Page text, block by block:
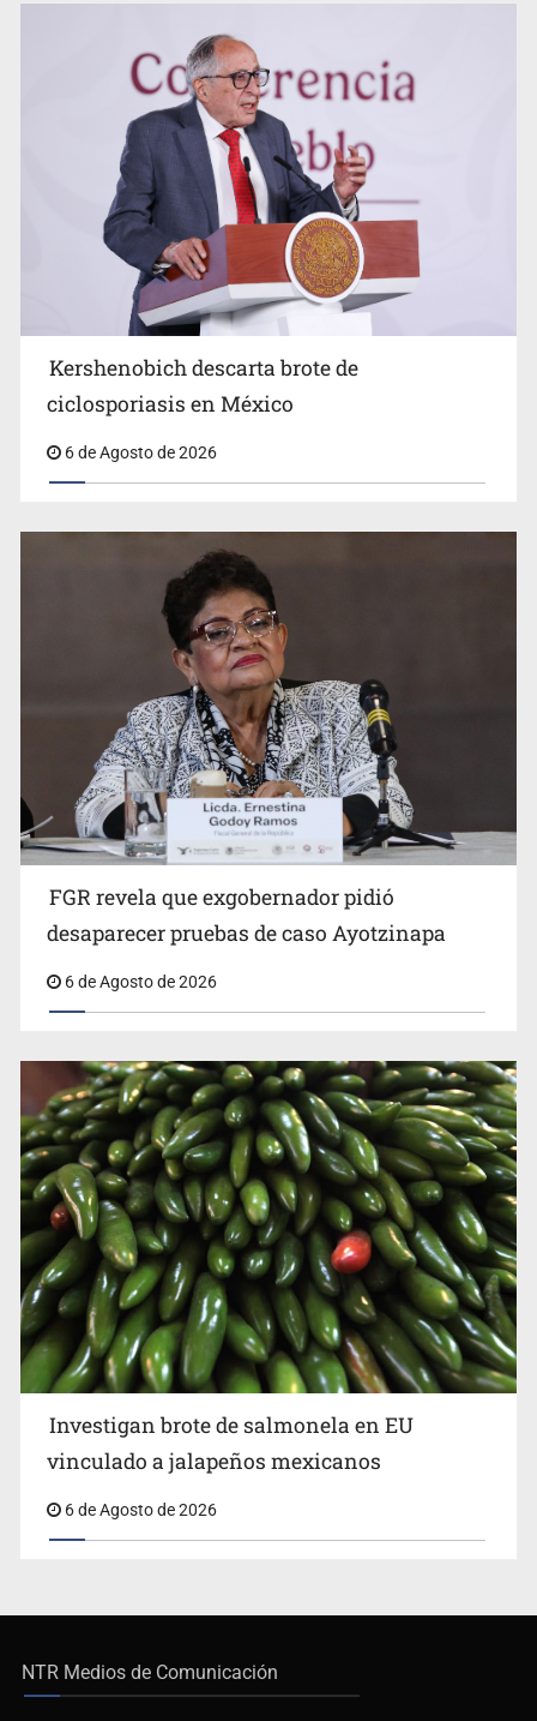
Advierten retrocesos en transparencia tras desaparición
del INAI
Jalisco mantiene la búsqueda de 21 adolescentes
desaparecidos durante julio
Kershenobich descarta brote de ciclosporiasis en
Kershenobich descarta brote de
ciclosporiasis en México
6 de Agosto de 2026
FGR revela que exgobernador pidió
desaparecer pruebas de caso Ayotzinapa
6 de Agosto de 2026
Investigan brote de salmonela en EU
vinculado a jalapeños mexicanos
6 de Agosto de 2026
NTR Medios de Comunicación